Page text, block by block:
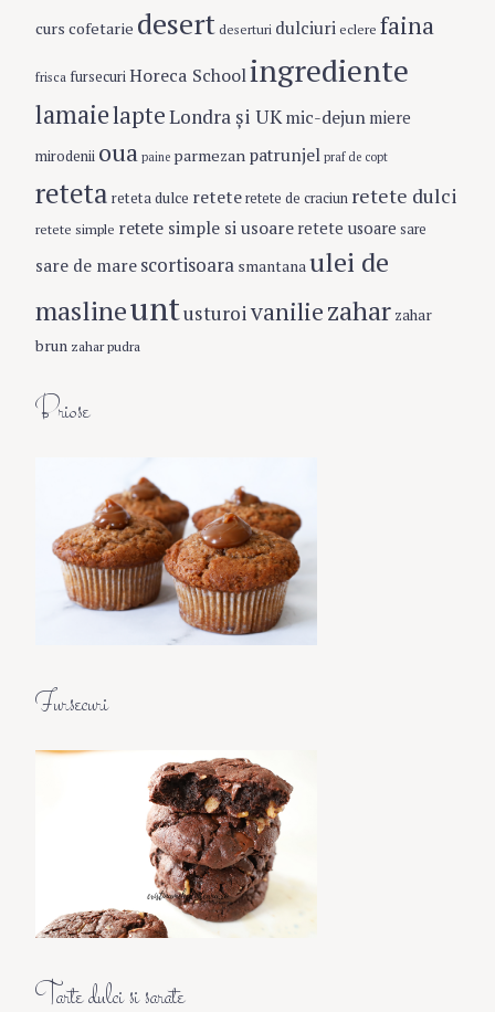
curs cofetarie desert deserturi dulciuri eclere faina
frisca fursecuriHoreca Schoolingrediente
lamaielapteLondra şi UKmic-dejun miere
mirodenii oua paine parmezan patrunjel praf de copt
reteta reteta dulce reteteretete de craciun retete dulci
retete simple retete simple si usoare retete usoare sare
sare de mare scortisoara smantanaulei de
maslineuntusturoivaniliezahar zahar
brun zahar pudra
Briose
Fursecuri
Tarte dulci si sarate